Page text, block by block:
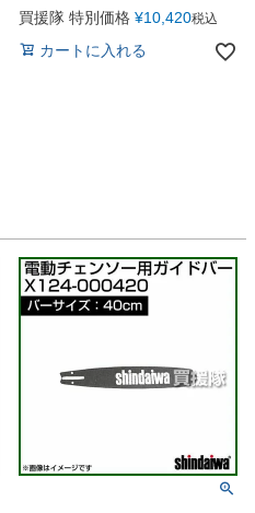
買援隊 特別価格 ¥10,420税込
カートに入れる